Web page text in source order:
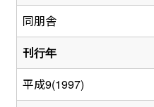
同朋舎
刊行年
平成9(1997)